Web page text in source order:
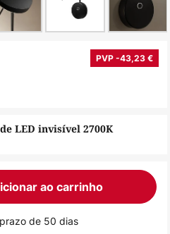
LED invisível 2700K
PVP -43,23 €
ao carrinho
de 50 dias